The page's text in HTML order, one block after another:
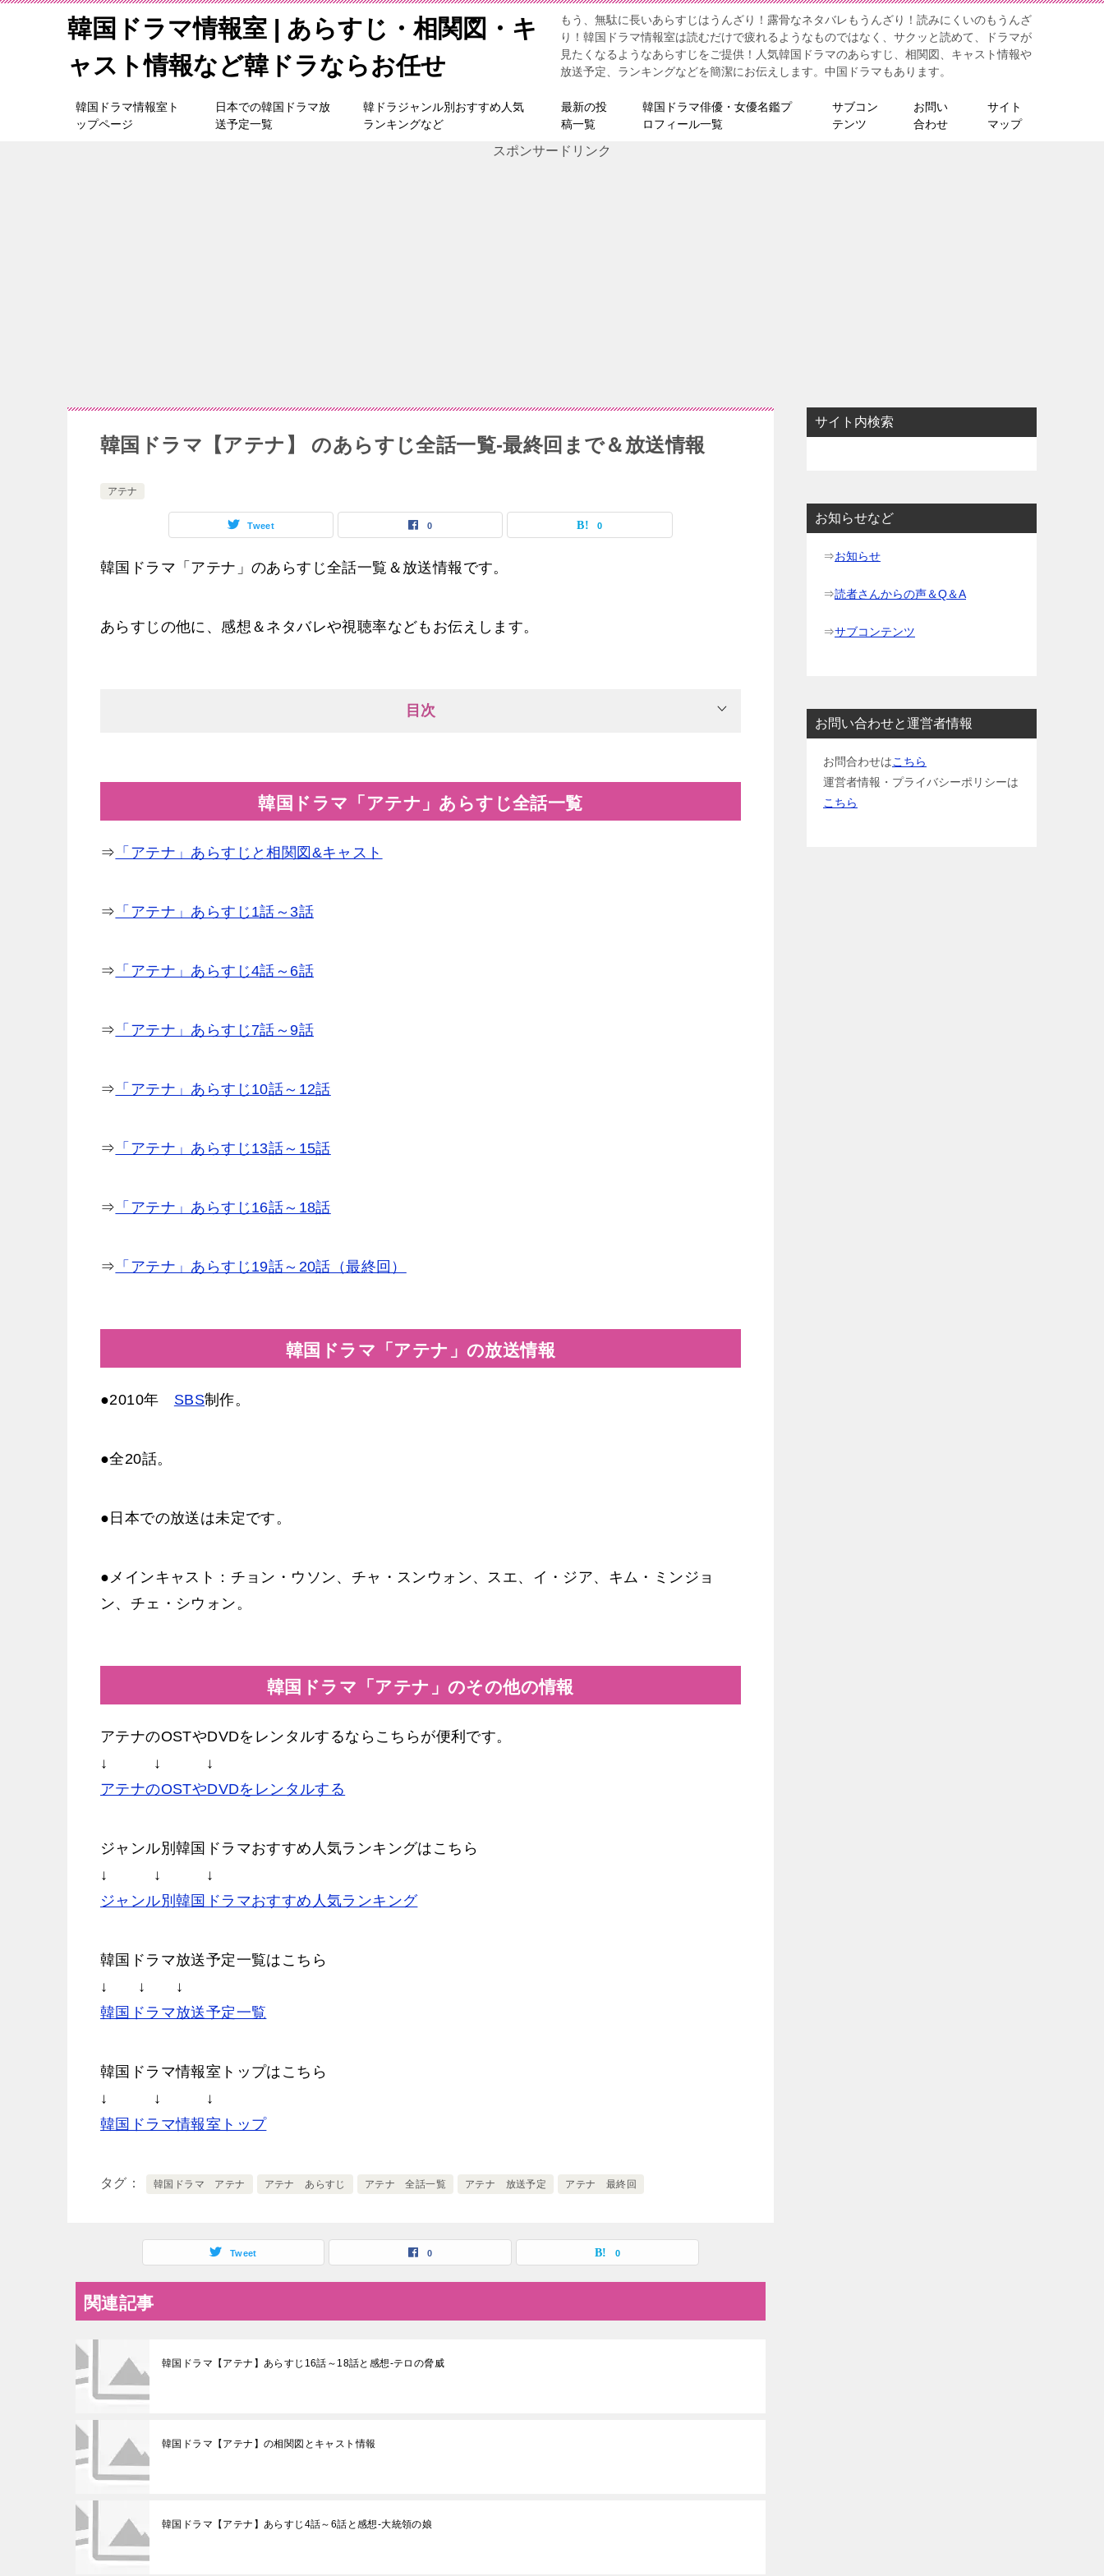
韓国ドラマ情報室 | あらすじ・相関図・キ
ャスト情報など韓ドラならお任せ
もう、無駄に長いあらすじはうんざり！露骨なネタバレもうんざり！読みにくいのもうんざ
り！韓国ドラマ情報室は読むだけで疲れるようなものではなく、サクッと読めて、ドラマが
見たくなるようなあらすじをご提供！人気韓国ドラマのあらすじ、相関図、キャスト情報や
放送予定、ランキングなどを簡潔にお伝えします。中国ドラマもあります。
韓国ドラマ情報室ト
ップページ
日本での韓国ドラマ放
送予定一覧
韓ドラジャンル別おすすめ人気
ランキングなど
最新の投
稿一覧
韓国ドラマ俳優・女優名鑑プ
ロフィール一覧
サブコン
テンツ
お問い
合わせ
サイト
マップ
スポンサードリンク
韓国ドラマ【アテナ】 のあらすじ全話一覧-最終回まで＆放送情報
アテナ
Tweet 0 0
韓国ドラマ「アテナ」のあらすじ全話一覧＆放送情報です。
あらすじの他に、感想＆ネタバレや視聴率などもお伝えします。
目次
韓国ドラマ「アテナ」あらすじ全話一覧
⇒ 「アテナ」あらすじと相関図&キャスト
⇒ 「アテナ」あらすじ1話～3話
⇒ 「アテナ」あらすじ4話～6話
⇒ 「アテナ」あらすじ7話～9話
⇒ 「アテナ」あらすじ10話～12話
⇒ 「アテナ」あらすじ13話～15話
⇒ 「アテナ」あらすじ16話～18話
⇒ 「アテナ」あらすじ19話～20話（最終回）
韓国ドラマ「アテナ」の放送情報
●2010年 SBS制作。
●全20話。
●日本での放送は未定です。
●メインキャスト：チョン・ウソン、チャ・スンウォン、スエ、イ・ジア、キム・ミンジョ
ン、チェ・シウォン。
韓国ドラマ「アテナ」のその他の情報
アテナのOSTやDVDをレンタルするならこちらが便利です。
↓ ↓ ↓
アテナのOSTやDVDをレンタルする
ジャンル別韓国ドラマおすすめ人気ランキングはこちら
↓ ↓ ↓
ジャンル別韓国ドラマおすすめ人気ランキング
韓国ドラマ放送予定一覧はこちら
↓ ↓ ↓
韓国ドラマ放送予定一覧
韓国ドラマ情報室トップはこちら
↓ ↓ ↓
韓国ドラマ情報室トップ
タグ 韓国ドラマ アテナ アテナ あらすじ アテナ 全話一覧 アテナ 放送予定 アテナ 最終回
Tweet 0 0
関連記事
韓国ドラマ【アテナ】あらすじ16話～18話と感想-テロの脅威
韓国ドラマ【アテナ】の相関図とキャスト情報
韓国ドラマ【アテナ】あらすじ4話～6話と感想-大統領の娘
サイト内検索
お知らせなど
⇒お知らせ
⇒読者さんからの声＆Q＆A
⇒サブコンテンツ
お問い合わせと運営者情報
お問合わせはこちら
運営者情報・プライバシーポリシーは
こちら